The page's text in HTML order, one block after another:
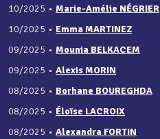
10/2025 • Marie-Amélie NÉGRIER
10/2025 • Emma MARTINEZ
09/2025 • Mounia BELKACEM
09/2025 • Alexis MORIN
08/2025 • Borhane BOUREGHDA
08/2025 • Éloïse LACROIX
08/2025 • Alexandra FORTIN